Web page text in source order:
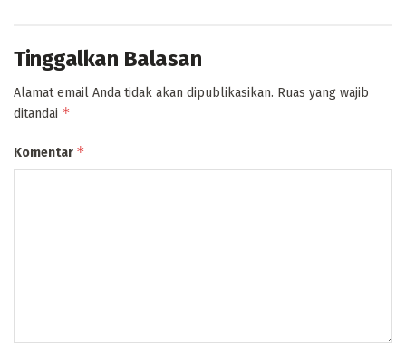
Tinggalkan Balasan
Alamat email Anda tidak akan dipublikasikan. Ruas yang wajib
ditandai *
Komentar *